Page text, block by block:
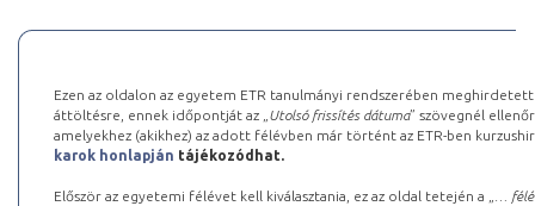
Ezen az oldalon az egyetem ETR tanulmányi rendszerében
áttöltésre, ennek időpontját az „ Utolsó frissítés dátuma” szövegnél
amelyekhez (akikhez) az adott félévben már történt az ETR-ben
karok honlapján tájékozódhat.
Először az egyetemi félévet kell kiválasztania, ez az oldal tetején a „
…